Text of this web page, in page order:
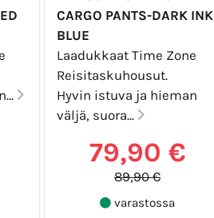
CARGO PANTS-DARK INK
BLUE
Laadukkaat Time Zone
Reisitaskuhousut.
Hyvin istuva ja hieman
väljä, suora...
79,90 €
89,90 €
varastossa